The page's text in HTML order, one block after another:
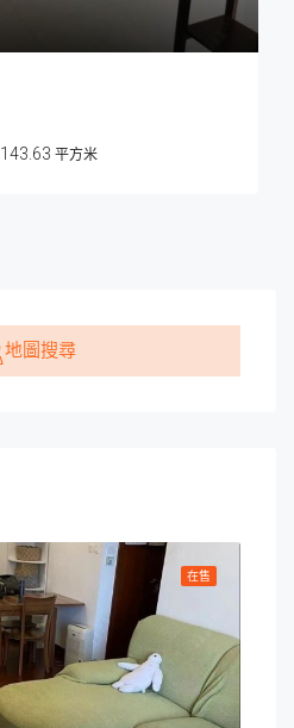
143.63 平方米
地圖搜尋
在售